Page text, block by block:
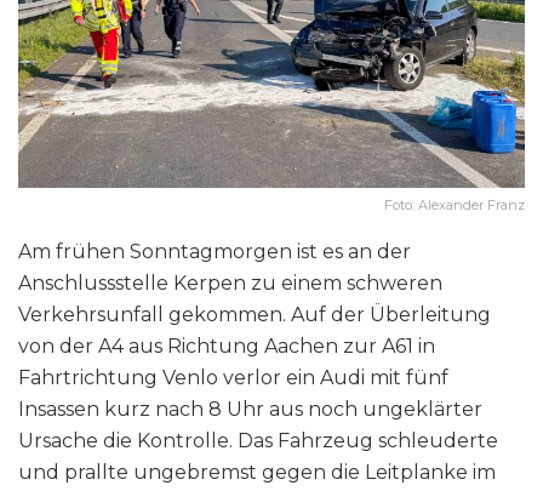
Foto: Alexander Franz
Am frühen Sonntagmorgen ist es an der
Anschlussstelle Kerpen zu einem schweren
Verkehrsunfall gekommen. Auf der Überleitung
von der A4 aus Richtung Aachen zur A61 in
Fahrtrichtung Venlo verlor ein Audi mit fünf
Insassen kurz nach 8 Uhr aus noch ungeklärter
Ursache die Kontrolle. Das Fahrzeug schleuderte
und prallte ungebremst gegen die Leitplanke im